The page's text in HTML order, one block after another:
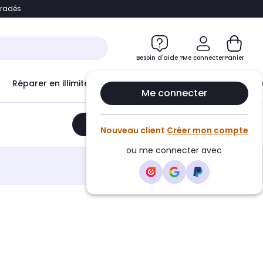
Accéder directement au chatbot
Besoin d'aide ?Me connecter
Me connecter
Nouveau client Créer mon compte
ou me connecter avec
Panier
Réparer en illimité avec Le Club Infinity
Ajouter au panier •